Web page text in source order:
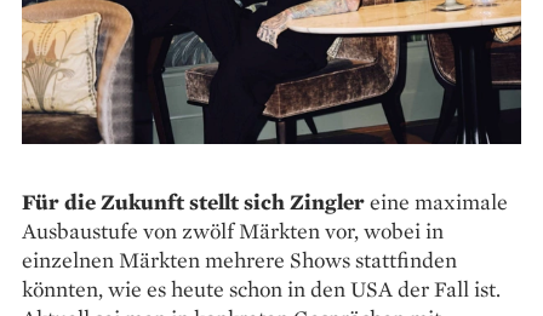
Für die Zukunft stellt sich Zinglereine maximale
Ausbaustufe von zwölf Märkten vor, wobei in
einzelnen Märkten mehrere Shows stattfinden
könnten, wie es heute schon in den USA der Fall ist.